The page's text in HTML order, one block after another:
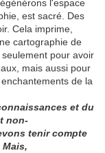
l'espace
est sacré. Des
Cela imprime,
cartographie de
pour avoir
mais aussi pour
de la
et du
non-
tenir compte